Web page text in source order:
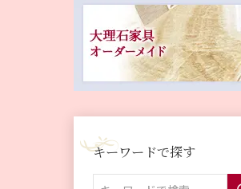
キーワードで探す